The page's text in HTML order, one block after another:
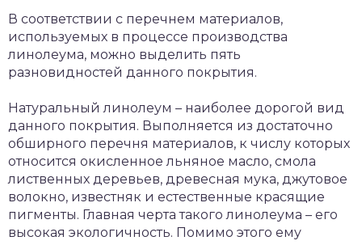
В соответствии с перечнем материалов,
используемых в процессе производства
линолеума, можно выделить пять
разновидностей данного покрытия.
Натуральный линолеум – наиболее дорогой вид
данного покрытия. Выполняется из достаточно
обширного перечня материалов, к числу которых
относится окисленное льняное масло, смола
лиственных деревьев, древесная мука, джутовое
волокно, известняк и естественные красящие
пигменты. Главная черта такого линолеума – его
высокая экологичность. Помимо этого ему